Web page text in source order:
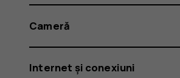
Cameră
Internet și conexiuni